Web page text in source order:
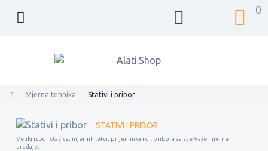
0
Mjerna tehnika Stativi i pribor
STATIVI I PRIBOR
Veliki izbor staviva, mjernih letvi, prijemnika i dr. pribora za sve Vaše mjerne
uređaje.